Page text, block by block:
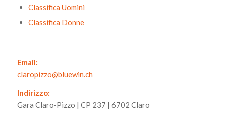
Classifica Uomini
Classifica Donne
Email:
claropizzo@bluewin.ch
Indirizzo:
Gara Claro-Pizzo | CP 237 | 6702 Claro